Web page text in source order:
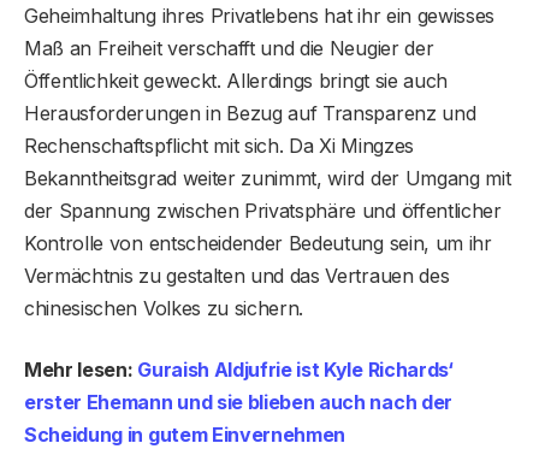
Geheimhaltung ihres Privatlebens hat ihr ein gewisses
Maß an Freiheit verschafft und die Neugier der
Öffentlichkeit geweckt. Allerdings bringt sie auch
Herausforderungen in Bezug auf Transparenz und
Rechenschaftspflicht mit sich. Da Xi Mingzes
Bekanntheitsgrad weiter zunimmt, wird der Umgang mit
der Spannung zwischen Privatsphäre und öffentlicher
Kontrolle von entscheidender Bedeutung sein, um ihr
Vermächtnis zu gestalten und das Vertrauen des
chinesischen Volkes zu sichern.
Mehr lesen: Guraish Aldjufrie ist Kyle Richards‘
erster Ehemann und sie blieben auch nach der
Scheidung in gutem Einvernehmen